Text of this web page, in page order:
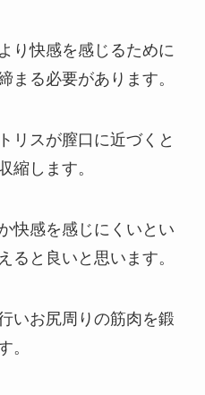
り快感を感じるために
まる必要があります。
リスが膣口に近づくと
縮します。
快感を感じにくいとい
ると良いと思います。
いお尻周りの筋肉を鍛
。